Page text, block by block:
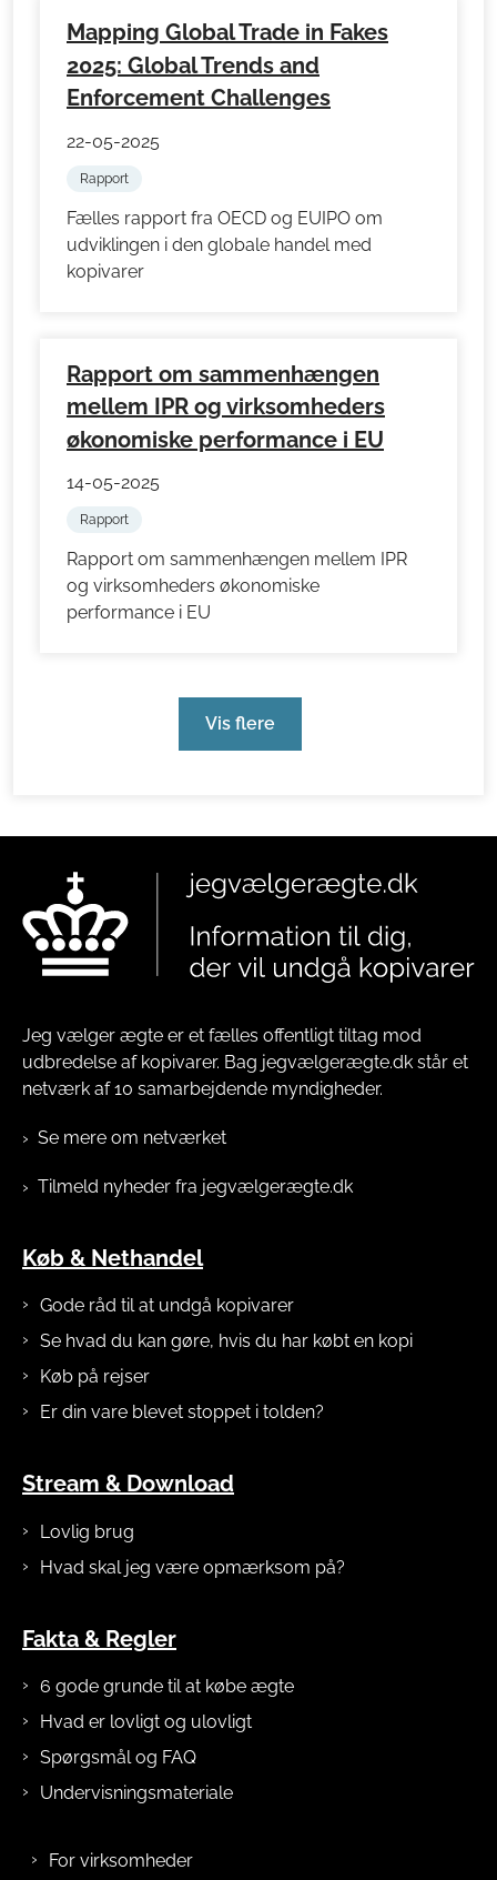
Mapping Global Trade in Fakes
2025: Global Trends and
Enforcement Challenges
22-05-2025
Rapport
Fælles rapport fra OECD og EUIPO om
udviklingen i den globale handel med
kopivarer
Rapport om sammenhængen
mellem IPR og virksomheders
økonomiske performance i EU
14-05-2025
Rapport
Rapport om sammenhængen mellem IPR
og virksomheders økonomiske
performance i EU
Vis flere
Jeg vælger ægte er et fælles offentligt tiltag mod
udbredelse af kopivarer. Bag jegvælgerægte.dk står et
netværk af 10 samarbejdende myndigheder.
Se mere om netværket
Tilmeld nyheder fra jegvælgerægte.dk
Køb & Nethandel
Gode råd til at undgå kopivarer
Se hvad du kan gøre, hvis du har købt en kopi
Køb på rejser
Er din vare blevet stoppet i tolden?
Stream & Download
Lovlig brug
Hvad skal jeg være opmærksom på?
Fakta & Regler
6 gode grunde til at købe ægte
Hvad er lovligt og ulovligt
Spørgsmål og FAQ
Undervisningsmateriale
For virksomheder